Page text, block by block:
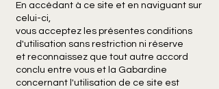
En accédant à ce site et en naviguant sur
celui-ci,
vous acceptez les présentes conditions
d'utilisation sans restriction ni réserve
et reconnaissez que tout autre accord
conclu entre vous et la Gabardine
concernant l'utilisation de ce site est